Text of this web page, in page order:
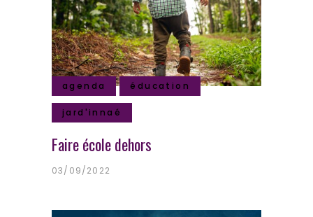
agenda éducation
jard'innaé
Faire école dehors
03/09/2022